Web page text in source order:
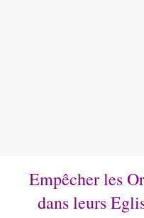
Empêcher les
dans leurs